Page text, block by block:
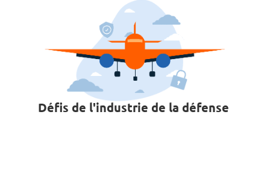
Défis de l'industrie de la défense